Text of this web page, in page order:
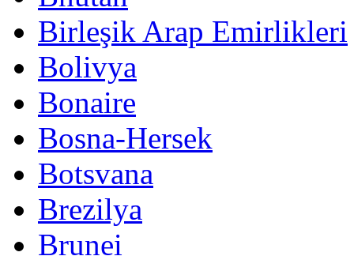
Birleşik Arap Emirlikleri
Bolivya
Bonaire
Bosna-Hersek
Botsvana
Brezilya
Brunei